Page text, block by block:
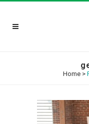
Home>